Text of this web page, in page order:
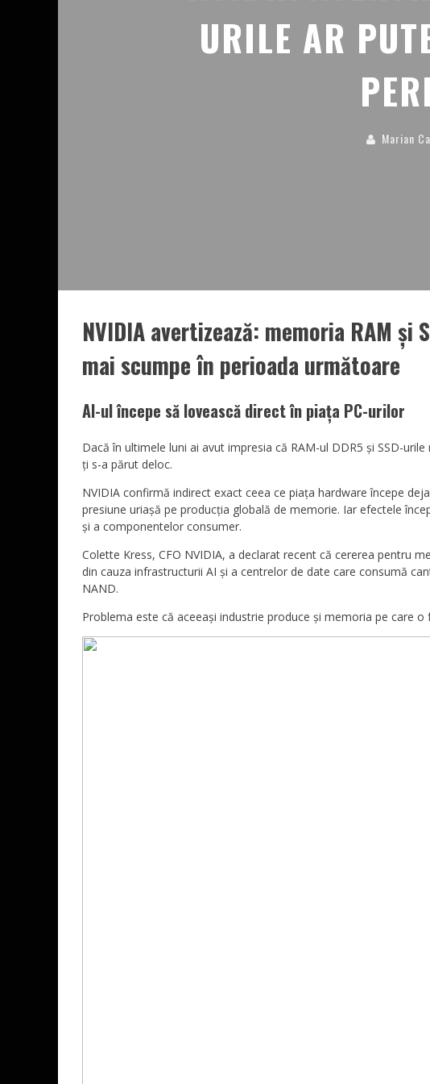
URILE AR
Marian
NVIDIA avertizează: memoria RAM și
mai scumpe în perioada următoare
AI-ul începe să lovească direct în piața PC-urilor
Dacă în ultimele luni ai avut impresia că RAM-ul DDR5 și SSD-
ți s-a părut deloc.
NVIDIA confirmă indirect exact ceea ce piața hardware începe
presiune uriașă pe producția globală de memorie. Iar efectele
și a componentelor consumer.
Colette Kress, CFO NVIDIA, a declarat recent că cererea pentru
din cauza infrastructurii AI și a centrelor de date care consumă
NAND.
Problema este că aceeași industrie produce și memoria pe care